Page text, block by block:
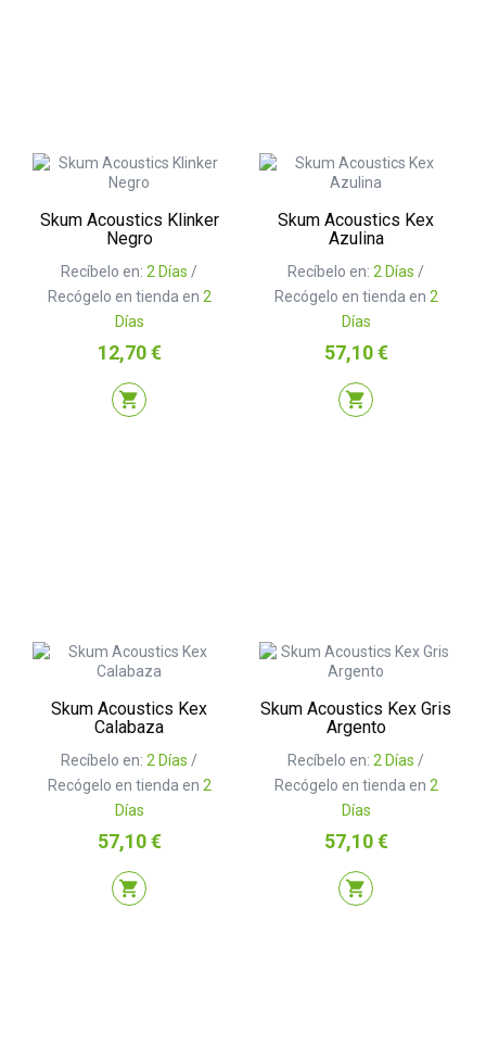
Skum Acoustics Klinker
Negro
Recíbelo en: 2 Días /
Recógelo en tienda en 2
Días
Precio
12,70 €
shopping_cart
Skum Acoustics Kex
Azulina
Recíbelo en: 2 Días /
Recógelo en tienda en 2
Días
Precio
57,10 €
shopping_cart
Skum Acoustics Kex
Calabaza
Recíbelo en: 2 Días /
Recógelo en tienda en 2
Días
Precio
57,10 €
shopping_cart
Skum Acoustics Kex Gris
Argento
Recíbelo en: 2 Días /
Recógelo en tienda en 2
Días
Precio
57,10 €
shopping_cart